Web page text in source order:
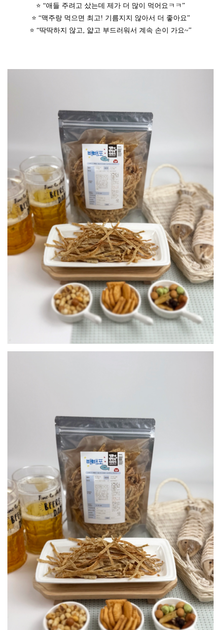
⭐ “애들 주려고 샀는데 제가 더 많이 먹어요ㅋㅋ”
⭐ “맥주랑 먹으면 최고! 기름지지 않아서 더 좋아요”
⭐ “딱딱하지 않고, 얇고 부드러워서 계속 손이 가요~”